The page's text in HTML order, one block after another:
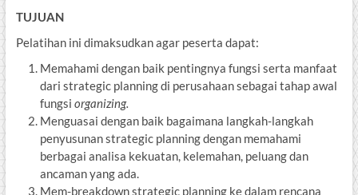
TUJUAN
Pelatihan ini dimaksudkan agar peserta dapat:
Memahami dengan baik pentingnya fungsi serta manfaat
dari strategic planning di perusahaan sebagai tahap awal
fungsi organizing.
Menguasai dengan baik bagaimana langkah-langkah
penyusunan strategic planning dengan memahami
berbagai analisa kekuatan, kelemahan, peluang dan
ancaman yang ada.
Mem-breakdown strategic planning ke dalam rencana